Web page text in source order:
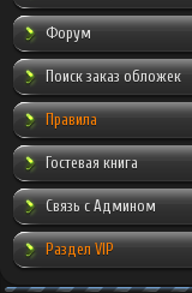
Форум
Поиск заказ обложек
Правила
Гостевая книга
Связь с Админом
Раздел VIP